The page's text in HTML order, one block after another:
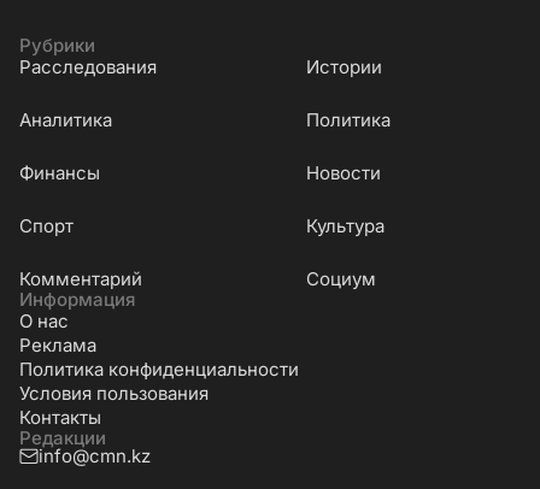
Рубрики
Расследования
Истории
Аналитика Политика
Финансы Новости
Cпорт Культура
Комментарий
Социум
Информация
О нас
Реклама
Политика конфиденциальности
Условия пользования
Контакты
Редакции
info@cmn.kz